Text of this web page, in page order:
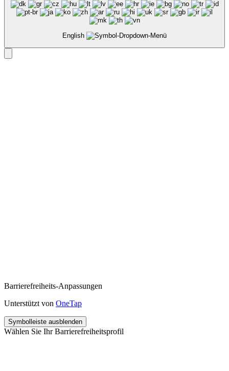
English
Barrierefreiheits-Anpassungen
Unterstützt von OneTap
Symbolleiste ausblenden
Wählen Sie Ihr Barrierefreiheitsprofil